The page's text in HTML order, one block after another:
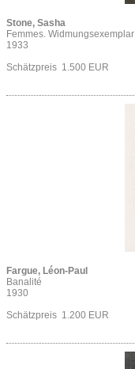
Stone, Sasha
Femmes. Widmungsexemplar
1933
Schätzpreis 1.500 EUR
Fargue, Léon-Paul
Banalité
1930
Schätzpreis 1.200 EUR